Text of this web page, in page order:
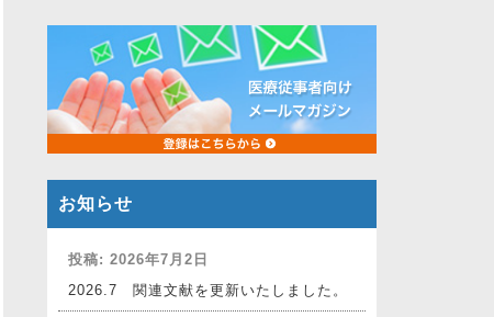
お知らせ
2026.7 関連文献を更新いたしました。
投稿: 2026年7月2日